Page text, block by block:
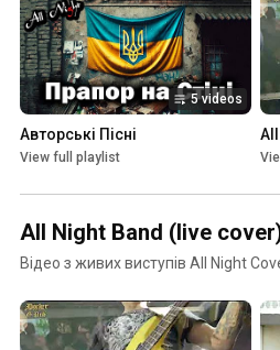
5 videos
Авторські Пісні
View full playlist
All Night Band (live
Відео з живих виступів All Night